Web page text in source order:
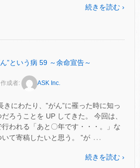
続きを読む ›
”という病 59 ～余命宣告～
作成者: ASK Inc.
にわたり、‟がん”に罹った時に知っ
ろうことを UP してきた。 今回は、
われる「あと〇年です・・・。」な
て寄稿したいと思う。 ‟が …
続きを読む ›